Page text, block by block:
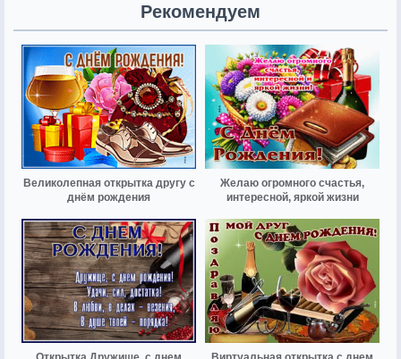
Рекомендуем
Великолепная открытка другу с
днём рождения
Желаю огромного счастья,
интересной, яркой жизни